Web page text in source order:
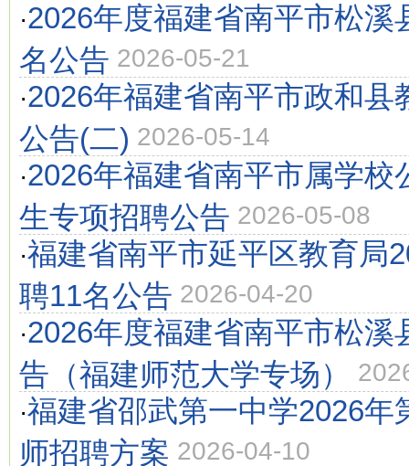
·2026年度福建省南平市松溪
名公告 2026-05-21
·2026年福建省南平市政和县
公告(二) 2026-05-14
·2026年福建省南平市属学校
生专项招聘公告 2026-05-08
·福建省南平市延平区教育局
聘11名公告 2026-04-20
·2026年度福建省南平市松溪
告（福建师范大学专场）
·福建省邵武第一中学2026年
师招聘方案 2026-04-10